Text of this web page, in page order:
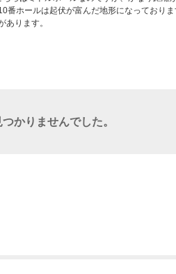
番ホールは起伏が富んだ地形になっており
かりませんでした。